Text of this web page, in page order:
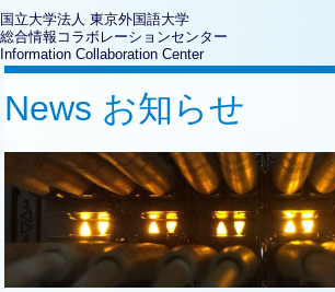
国立大学法人 東京外国語大学
総合情報コラボレーションセンター
Information Collaboration Center
News お知らせ